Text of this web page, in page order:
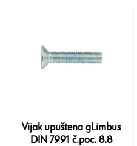
Vijak upuštena gl.imbus
DIN 7991 č.poc. 8.8